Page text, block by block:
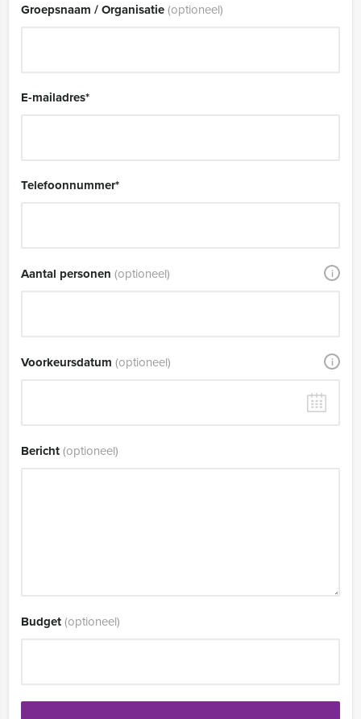
Groepsnaam / Organisatie(optioneel)
E-mailadres*
Telefoonnummer*
Aantal personen (optioneel) i
Voorkeursdatum (optioneel) i
Bericht(optioneel)
Budget(optioneel)